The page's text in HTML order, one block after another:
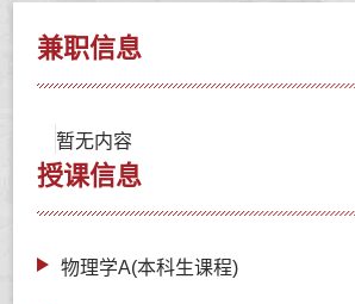
兼职信息
暂无内容
授课信息
物理学A(本科生课程)